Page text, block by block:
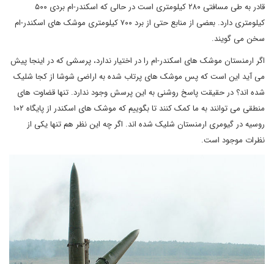
قادر به طی مسافتی ۲۸۰ کیلومتری است در حالی که اسکندر-ام بردی ۵۰۰
کیلومتری دارد. بعضی از منابع حتی از برد ۷۰۰ کیلومتری موشک های اسکندر-ام
سخن می گویند.
اگر ارمنستان موشک های اسکندر-ام را در اختیار ندارد، پرسشی که در اینجا پیش
می آید این است که پس موشک های پرتاب شده به اراضی شوشا از کجا شلیک
شده اند؟ در حقیقت پاسخ روشنی به این پرسش وجود ندارد. تنها قضاوت های
منطقی می توانند به ما کمک کنند تا بگوییم که موشک های اسکندر از پایگاه ۱۰۲
روسیه در گیومری ارمنستان شلیک شده اند. اگر چه این نظر هم تنها یکی از
نظرات موجود است.